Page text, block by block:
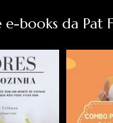
e-books da Pat